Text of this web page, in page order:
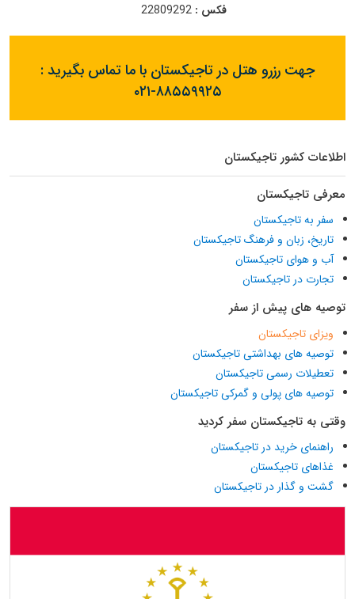
فکس : 22809292
جهت رزرو هتل در تاجیکستان با ما تماس بگیرید :
۰۲۱-۸۸۵۵۹۹۲۵
اطلاعات کشور تاجیکستان
معرفی تاجیکستان
سفر به تاجیکستان
تاریخ، زبان و فرهنگ تاجیکستان
آب و هوای تاجیکستان
تجارت در تاجیکستان
توصیه های پیش از سفر
ویزای تاجیکستان
توصیه های بهداشتی تاجیکستان
تعطیلات رسمی تاجیکستان
توصیه های پولی و گمرکی تاجیکستان
وقتی به تاجیکستان سفر کردید
راهنمای خرید در تاجیکستان
غذاهای تاجیکستان
گشت و گذار در تاجیکستان